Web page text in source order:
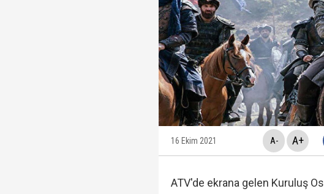
12 maddelik "çerçeve yasa
Ankara Cumhuriyet
Beyaz TV sunucusu Tahir
Hakkında fezleke hazırlanan
16 Ekim 2021 A- A+
ATV'de ekrana gelen Kuruluş